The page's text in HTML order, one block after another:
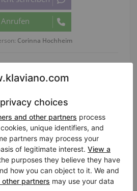
Corinna Hochheim
über den Verkäufer :